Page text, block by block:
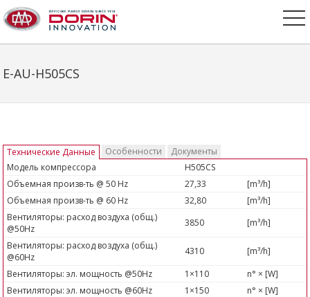
E-AU-H505CS
Технические Данные Особенности
Документы
Модель компрессора
H505CS
Объемная произв-ть @ 50 Hz
27,33
[m³/h]
Объемная произв-ть @ 60 Hz
32,80
[m³/h]
Вентиляторы: расход воздуха (общ.)
@50Hz
3850
[m³/h]
Вентиляторы: расход воздуха (общ.)
@60Hz
4310
[m³/h]
Вентиляторы: эл. мощность @50Hz
1×110
n° × [W]
Вентиляторы: эл. мощность @60Hz
1×150
n° × [W]